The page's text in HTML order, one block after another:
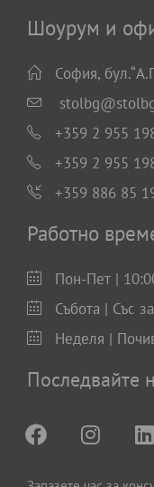
Шоурум и
София,
+359 2 955
+359 2 955
+359 886 85
Работно
Пон-Пет |
Събота | Със
Неделя |
Последвайте